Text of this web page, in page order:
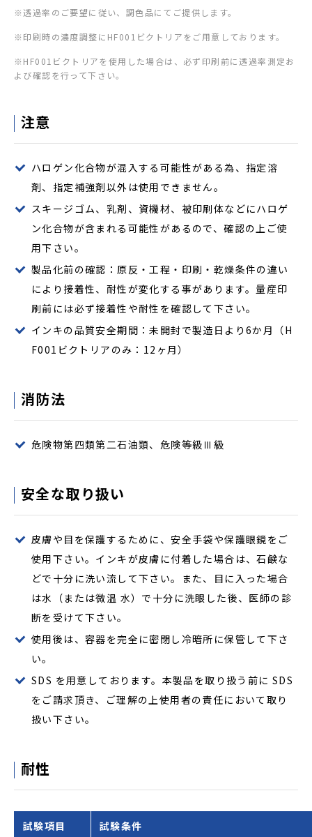
※透過率のご要望に従い、調色品にてご提供します。
※印刷時の濃度調整にHF001ビクトリアをご用意しております。
※HF001ビクトリアを使用した場合は、必ず印刷前に透過率測定お
よび確認を行って下さい。
注意
ハロゲン化合物が混入する可能性がある為、指定溶
剤、指定補強剤以外は使用できません。
スキージゴム、乳剤、資機材、被印刷体などにハロゲ
ン化合物が含まれる可能性があるので、確認の上ご使
用下さい。
製品化前の確認：原反・工程・印刷・乾燥条件の違い
により接着性、耐性が変化する事があります。量産印
刷前には必ず接着性や耐性を確認して下さい。
インキの品質安全期間：未開封で製造日より6か月（H
F001ビクトリアのみ：12ヶ月）
消防法
危険物第四類第二石油類、危険等級Ⅲ級
安全な取り扱い
皮膚や目を保護するために、安全手袋や保護眼鏡をご
使用下さい。インキが皮膚に付着した場合は、石鹸な
どで十分に洗い流して下さい。また、目に入った場合
は水（または微温 水）で十分に洗眼した後、医師の診
断を受けて下さい。
使用後は、容器を完全に密閉し冷暗所に保管して下さ
い。
SDS を用意しております。本製品を取り扱う前に SDS
をご請求頂き、ご理解の上使用者の責任において取り
扱い下さい。
耐性
試験項目 試験条件